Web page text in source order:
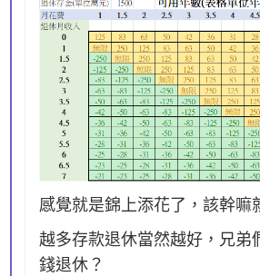
感覺就是錦上添花了，該幹嘛
越多存款退休當然越好，兄弟
錢退休？